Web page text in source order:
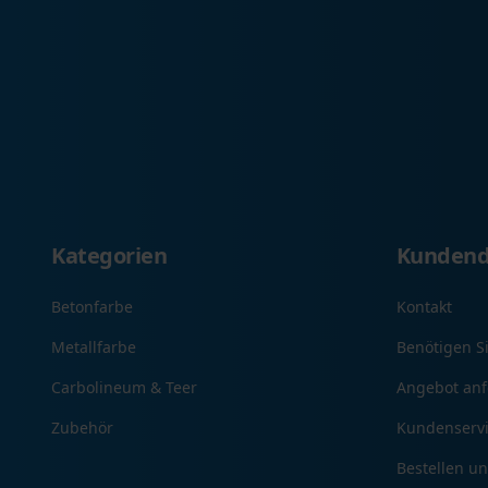
Kategorien
Betonfarbe
Metallfarbe
Carbolineum & Teer
Zubehör
Kontakt
Benötigen
Angebot
Bestellen